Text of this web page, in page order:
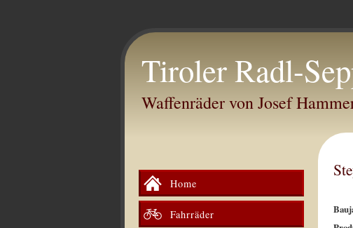
Tiroler Radl-
Waffenräder von Josef
Home
Fahrräder